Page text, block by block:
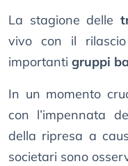
La stagione delle
vivo con il
importanti gruppi
In un momento
con l’impennata
della ripresa a
societari sono